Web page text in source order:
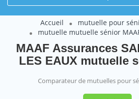
Accueil
mutuelle pour
mutuelle mutuelle sénior
MAAF Assurances
LES EAUX mutuelle
Comparateur de mutuelles pour